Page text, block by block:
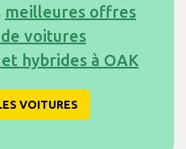
meilleures offres
voitures
hybrides à OAK
VOITURES